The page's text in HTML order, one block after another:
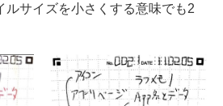
ルサイズを小さくする意味でも2